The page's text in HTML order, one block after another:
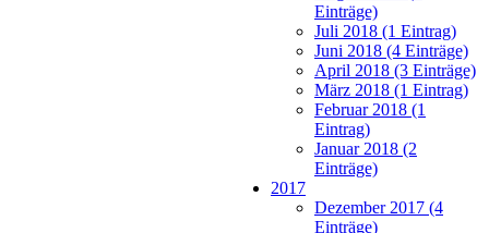
Einträge)
Juli 2018 (1 Eintrag)
Juni 2018 (4 Einträge)
April 2018 (3 Einträge)
März 2018 (1 Eintrag)
Februar 2018 (1
Eintrag)
Januar 2018 (2
Einträge)
2017
Dezember 2017 (4
Einträge)